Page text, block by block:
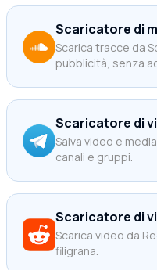
Scaricatore di
Scarica tracce da
pubblicità, senza
Scaricatore di
Salva video e
canali e gruppi.
Scaricatore di
Scarica video da
filigrana.